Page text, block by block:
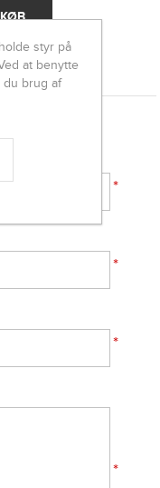
*
*
*
*
styr på
at benytte
du brug af